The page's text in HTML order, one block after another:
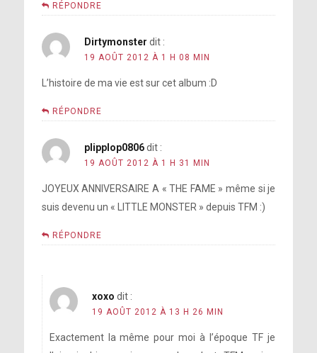
RÉPONDRE
Dirtymonster dit :
19 AOÛT 2012 À 1 H 08 MIN
L’histoire de ma vie est sur cet album :D
RÉPONDRE
plipplop0806 dit :
19 AOÛT 2012 À 1 H 31 MIN
JOYEUX ANNIVERSAIRE A « THE FAME » même si je
suis devenu un « LITTLE MONSTER » depuis TFM :)
RÉPONDRE
xoxo dit :
19 AOÛT 2012 À 13 H 26 MIN
Exactement la même pour moi à l’époque TF je